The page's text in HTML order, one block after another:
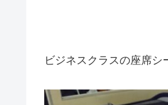
ビジネスクラスの座席シ